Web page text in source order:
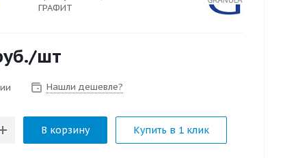
ГРАФИТ
/шт
Нашли дешевле?
В корзину Купить в 1 клик